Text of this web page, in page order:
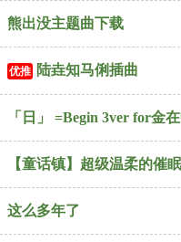
熊出没主题曲下载
优推 陆垚知马俐插曲
「日」 =Begin 3ver for金
【童话镇】超级温柔的催
这么多年了